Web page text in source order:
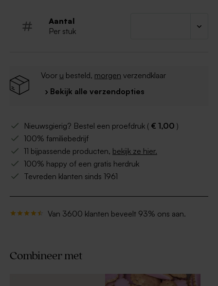
Aantal
Per stuk
Voor u besteld, morgen verzendklaar
› Bekijk alle verzendopties
Nieuwsgierig? Bestel een proefdruk ( € 1,00 )
100% familiebedrijf
11 bijpassende producten, bekijk ze hier.
100% happy of een gratis herdruk
Tevreden klanten sinds 1961
Van 3600 klanten beveelt 93% ons aan.
Combineer met